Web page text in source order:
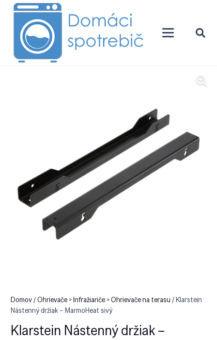
Domov/Ohrievače > Infražiariče > Ohrievače na terasu / Klarstein
Nástenný držiak – MarmoHeat sivý
Klarstein Nástenný držiak –